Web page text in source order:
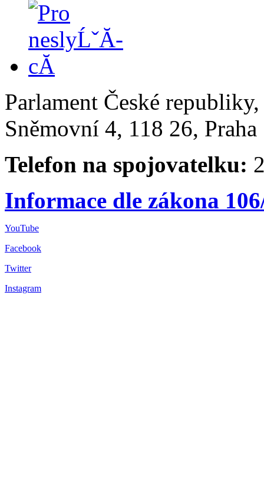
Parlament České
Sněmovní 4, 118 26,
Telefon na spojovatelku:
Informace dle zákona
YouTube
Facebook
Twitter
Instagram